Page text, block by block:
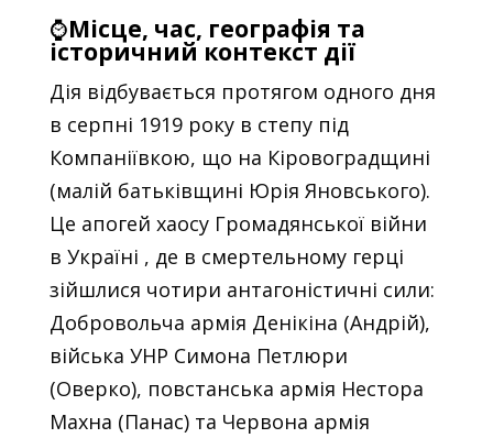
⌚Місце, час, географія та
історичний контекст дії
Дія відбувається протягом одного дня
в серпні 1919 року в степу під
Компаніївкою, що на Кіровоградщині
(малій батьківщині Юрія Яновського).
Це апогей хаосу Громадянської війни
в Україні , де в смертельному герці
зійшлися чотири антагоністичні сили:
Добровольча армія Денікіна (Андрій),
війська УНР Симона Петлюри
(Оверко), повстанська армія Нестора
Махна (Панас) та Червона армія